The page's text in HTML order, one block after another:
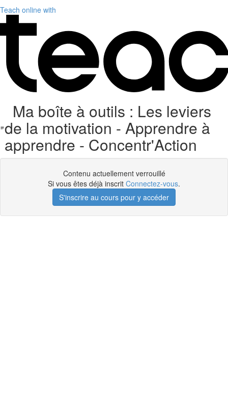
Teach online with
Ma boîte à outils : Les leviers
de la motivation - Apprendre à
apprendre - Concentr'Action
Contenu actuellement verrouillé
Si vous êtes déjà inscrit Connectez-vous.
S'inscrire au cours pour y accéder